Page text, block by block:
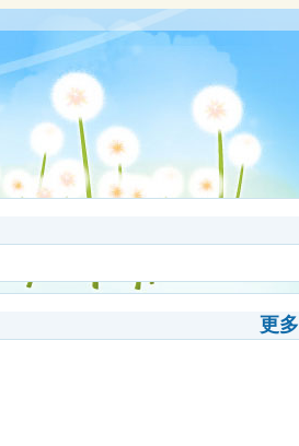
更多